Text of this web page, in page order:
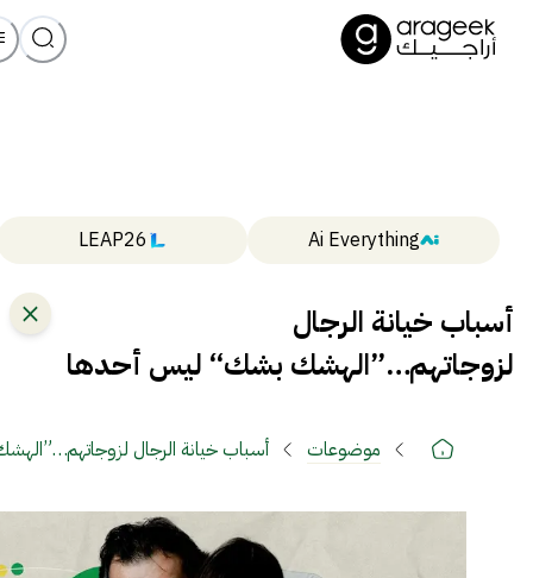
Ai Everything
LEAP26
أسباب خيانة الرجال
لزوجاتهم…”الهشك بشك“ ليس أحدها
موضوعات أسباب خيانة الرجال